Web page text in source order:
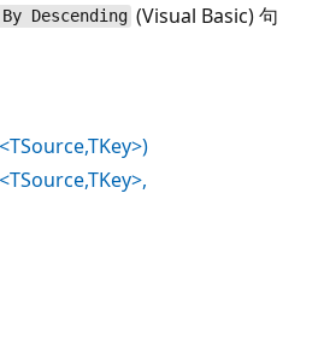
Descending (Visual Basic) 句